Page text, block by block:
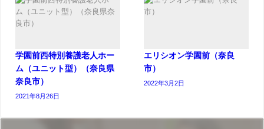
学園前西特別養護老人ホー
ム（ユニット型）（奈良県
奈良市）
2021年8月26日
エリシオン学園前（奈良
市）
2022年3月2日